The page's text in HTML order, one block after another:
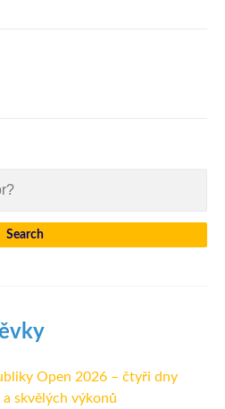
Open 2026 – čtyři dny
skvělých výkonů